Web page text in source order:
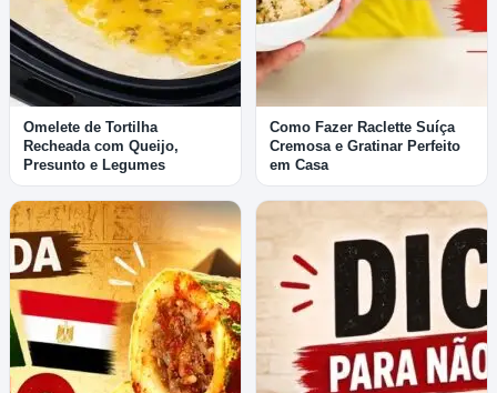
Omelete de Tortilha
Recheada com Queijo,
Presunto e Legumes
Como Fazer Raclette Suíça
Cremosa e Gratinar Perfeito
em Casa